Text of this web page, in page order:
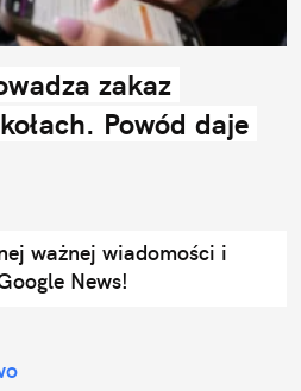
zakaz
Powód daje
ważnej wiadomości i
News!